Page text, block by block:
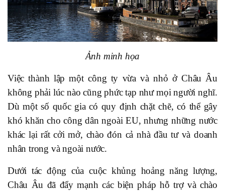
Ảnh minh họa
Việc thành lập một công ty vừa và nhỏ ở Châu Âu
không phải lúc nào cũng phức tạp như mọi người nghĩ.
Dù một số quốc gia có quy định chặt chẽ, có thể gây
khó khăn cho công dân ngoài EU, nhưng những nước
khác lại rất cởi mở, chào đón cả nhà đầu tư và doanh
nhân trong và ngoài nước.
Dưới tác động của cuộc khủng hoảng năng lượng,
Châu Âu đã đẩy mạnh các biện pháp hỗ trợ và chào